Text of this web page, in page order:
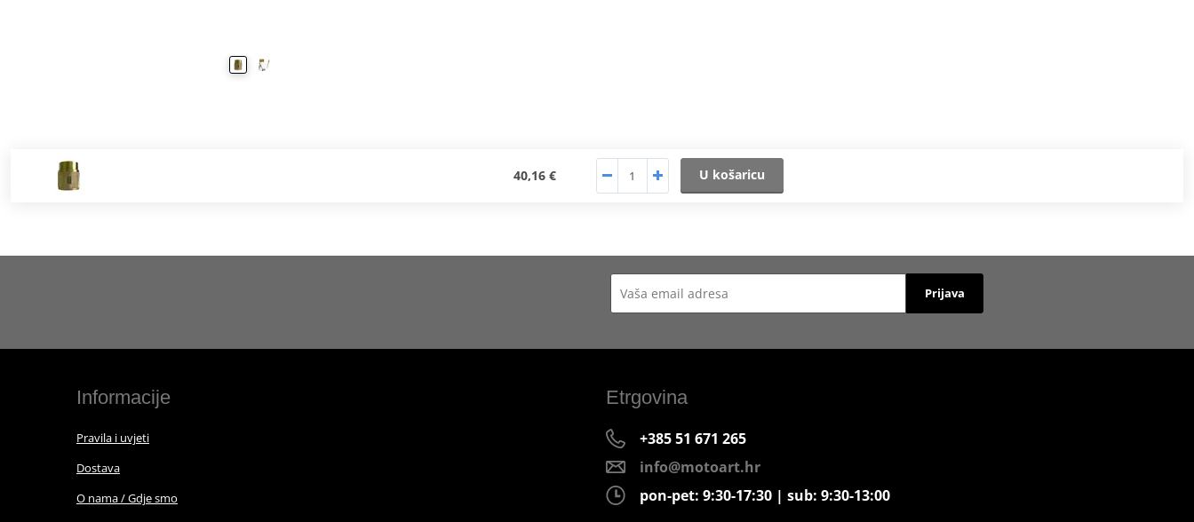
40,16 € U košaricu
Prijava
Informacije
Pravila i uvjeti
Dostava
O nama / Gdje smo
Etrgovina
+385 51 671 265
info@motoart.hr
pon-pet: 9:30-17:30 | sub: 9:30-13:00